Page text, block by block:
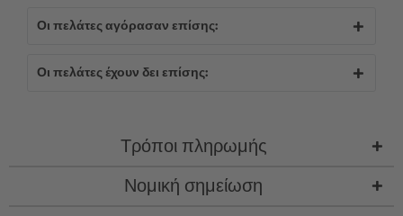
Οι πελάτες αγόρασαν επίσης:
Οι πελάτες έχουν δει επίσης:
Τρόποι πληρωμής
Νομική σημείωση